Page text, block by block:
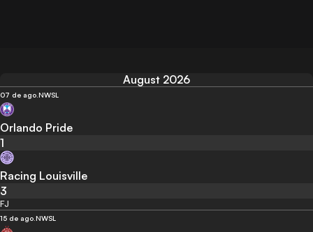
August 2026
07 de ago. NWSL
Orlando Pride
1
Racing Louisville
3
FJ
15 de ago. NWSL